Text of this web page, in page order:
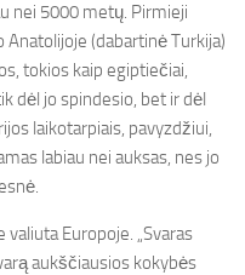
nei 5000 metų. Pirmieji
(dabartinė Turkija)
tokios kaip egiptiečiai,
dėl jo spindesio, bet ir dėl
laikotarpiais, pavyzdžiui,
labiau nei auksas, nes jo
Europoje. „Svaras
aukščiausios kokybės